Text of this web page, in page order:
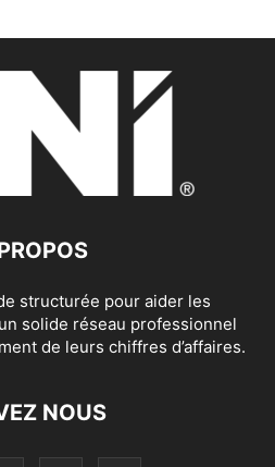
structurée pour aider les
solide réseau professionnel
de leurs chiffres d’affaires.
NOUS